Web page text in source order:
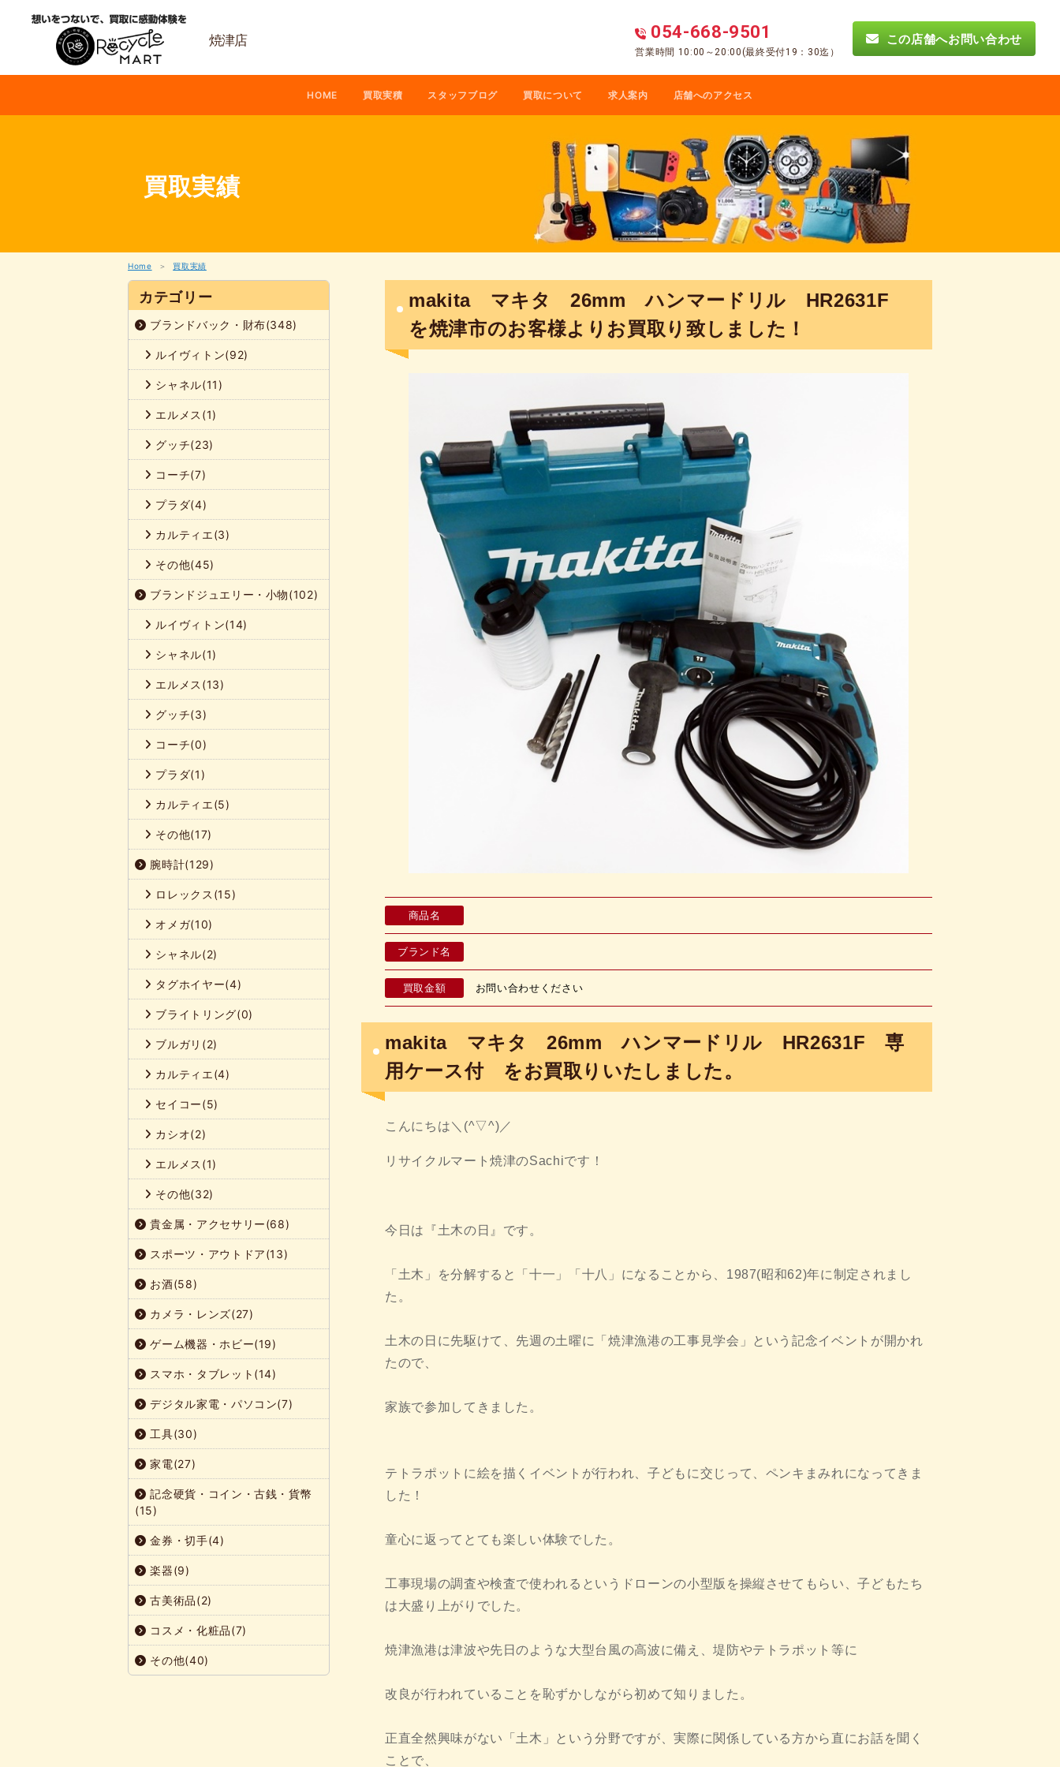
焼津店 054-668-9501
営業時間 10:00～20:00(最終受付19：30迄）
この店舗へお問い合わせ
HOME 買取実積 スタッフブログ 買取について 求人案内 店舗へのアクセス
買取実績
Home 買取実績
makita マキタ 26mm ハンマードリル HR2631F
を焼津市のお客様よりお買取り致しました！
商品名
ブランド名
買取金額 お問い合わせください
makita マキタ 26mm ハンマードリル HR2631F 専
用ケース付 をお買取りいたしました。
こんにちは＼(^▽^)／
リサイクルマート焼津のSachiです！
今日は『土木の日』です。
「土木」を分解すると「十一」「十八」になることから、1987(昭和62)年に制定されまし
た。
土木の日に先駆けて、先週の土曜に「焼津漁港の工事見学会」という記念イベントが開かれ
たので、
家族で参加してきました。
テトラポットに絵を描くイベントが行われ、子どもに交じって、ペンキまみれになってきま
した！
童心に返ってとても楽しい体験でした。
工事現場の調査や検査で使われるというドローンの小型版を操縦させてもらい、子どもたち
は大盛り上がりでした。
焼津漁港は津波や先日のような大型台風の高波に備え、堤防やテトラポット等に
改良が行われていることを恥ずかしながら初めて知りました。
正直全然興味がない「土木」という分野ですが、実際に関係している方から直にお話を聞く
ことで、
カテゴリー
ブランドバック・財布(348)
ルイヴィトン(92)
シャネル(11)
エルメス(1)
グッチ(23)
コーチ(7)
プラダ(4)
カルティエ(3)
その他(45)
ブランドジュエリー・小物(102)
ルイヴィトン(14)
シャネル(1)
エルメス(13)
グッチ(3)
コーチ(0)
プラダ(1)
カルティエ(5)
その他(17)
腕時計(129)
ロレックス(15)
オメガ(10)
シャネル(2)
タグホイヤー(4)
ブライトリング(0)
ブルガリ(2)
カルティエ(4)
セイコー(5)
カシオ(2)
エルメス(1)
その他(32)
貴金属・アクセサリー(68)
スポーツ・アウトドア(13)
お酒(58)
カメラ・レンズ(27)
ゲーム機器・ホビー(19)
スマホ・タブレット(14)
デジタル家電・パソコン(7)
工具(30)
家電(27)
記念硬貨・コイン・古銭・貨幣
(15)
金券・切手(4)
楽器(9)
古美術品(2)
コスメ・化粧品(7)
その他(40)